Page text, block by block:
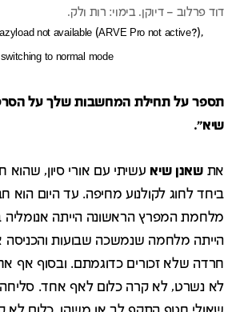
דוד פרלוב – דיוקן. בימוי: רות ולק.
not available (ARVE Pro not active?),
switching to normal mode
תספר על תחילת המחשבות שלך על
שיא".
אתשאנן שיא עשיתי עם אורי סיון, שהוא
ביחד לחוג לקולנוע מחיפה. עד היום הוא
מלחמת המפרץ הראשונה הייתה אנומליה
הייתה מלחמה שנמשכה שבועות והכניסה
חרדה שלא זכורים כדוגמתם. ובסוף אף
לא נשרט, לא קרה כלום לאף אחד.